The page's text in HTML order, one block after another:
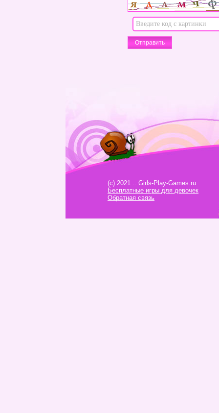
(c) 2021 :: Girls-Play-Games.ru
Бесплатные игры для девочек
Обратная связь